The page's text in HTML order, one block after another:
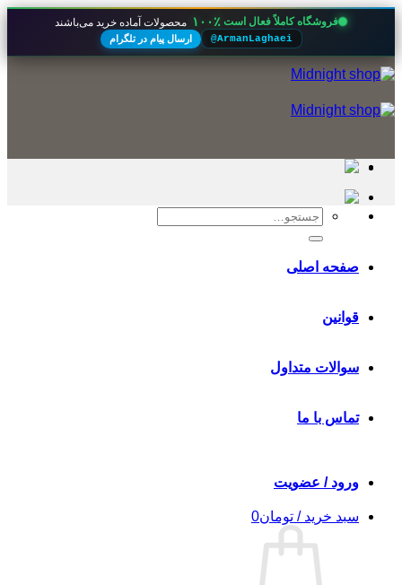
فروشگاه کاملاً فعال است ۱۰۰٪ محصولات آماده خرید می‌باشند
@ArmanLaghaei ارسال پیام در تلگرام
Skip
to
جستجو
صفحه اصلی
قوانین
سوالات متداول
تماس با ما
ورود / عضویت
سبد خرید / تومان0